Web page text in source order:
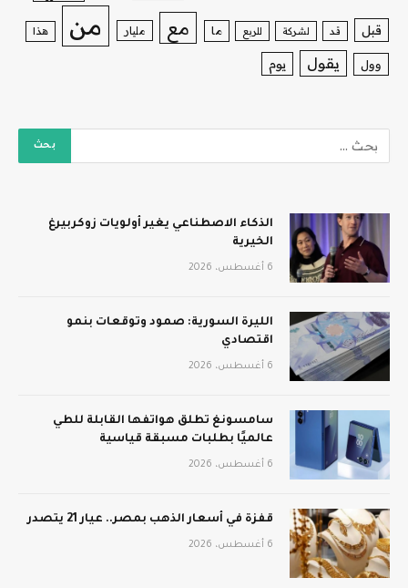
قبل قد لشركة للربع ما مع مليار من هذا
وول يقول يوم
الذكاء الاصطناعي يغير أولويات زوكربيرغ
الخيرية
6 أغسطس، 2026
الليرة السورية: صمود وتوقعات بنمو
اقتصادي
6 أغسطس، 2026
سامسونغ تطلق هواتفها القابلة للطي
عالميًا بطلبات مسبقة قياسية
6 أغسطس، 2026
قفزة في أسعار الذهب بمصر.. عيار 21 يتصدر
6 أغسطس، 2026